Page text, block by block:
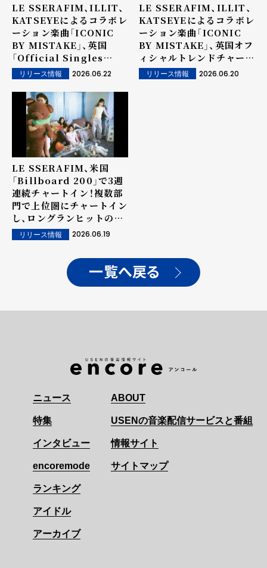
LE SSERAFIM、ILLIT、
KATSEYEによるコラボレ
ーション楽曲「ICONIC
BY MISTAKE」、英国
「Official Singles
Chart Top 100」で22
位！圧倒的なグローバル人
気を証明！
リリース情報 2026.06.22
LE SSERAFIM、ILLIT、
KATSEYEによるコラボレ
ーション楽曲「ICONIC
BY MISTAKE」、英国オフ
ィシャルトレンドチャート
で3位に浮上！グローバル
人気急上昇！
リリース情報 2026.06.20
LE SSERAFIM、米国
「Billboard 200」で3週
連続チャートイン！複数部
門で上位圏にチャートイン
し、ロングランヒットの人
気を証明！
リリース情報 2026.06.19
一覧へ戻る
ニュース
特集
インタビュー
encoremode
ランキング
アイドル
アーカイブ
ABOUT
USENの音楽配信サービスと番組
情報サイト
サイトマップ